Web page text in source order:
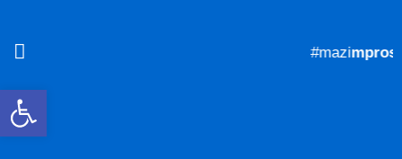
Ανοίξτε τη γραμμή εργαλείων
#mazimprosta